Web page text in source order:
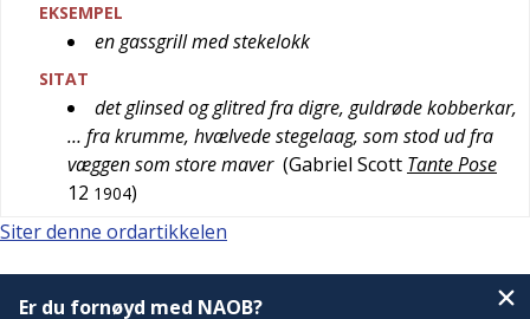
EKSEMPEL
en gassgrill med stekelokk
SITAT
det glinsed og glitred fra digre, guldrøde kobberkar,
… fra krumme, hvælvede stegelaag, som stod ud fra
væggen som store maver (Gabriel Scott Tante Pose
12 1904)
Siter denne ordartikkelen
Er du fornøyd med NAOB?